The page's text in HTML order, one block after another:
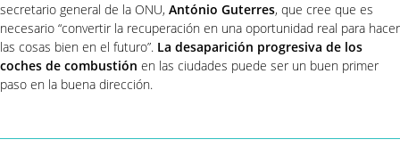
secretario general de la ONU, António Guterres, que cree que es
necesario “convertir la recuperación en una oportunidad real para hacer
las cosas bien en el futuro”. La desaparición progresiva de los
coches de combustión en las ciudades puede ser un buen primer
paso en la buena dirección.